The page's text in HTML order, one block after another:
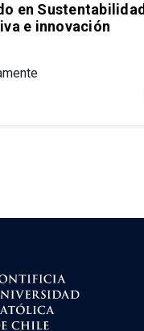
en Sustentabilidad
e innovación